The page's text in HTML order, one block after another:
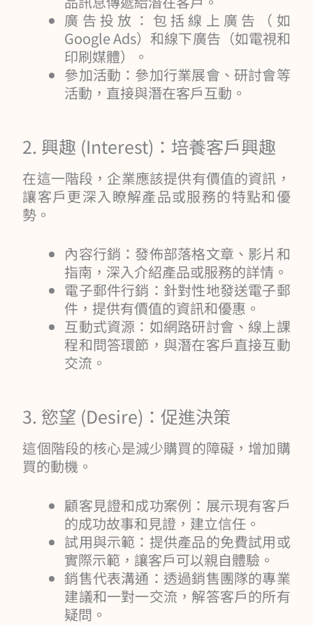
廣告投放：包括線上廣告（如
Google Ads）和線下廣告（如電視和
印刷媒體）。
參加活動：參加行業展會、研討會等
活動，直接與潛在客戶互動。
2. 興趣 (Interest)：培養客戶興趣
在這一階段，企業應該提供有價值的資訊，
讓客戶更深入瞭解產品或服務的特點和優
勢。
內容行銷：發佈部落格文章、影片和
指南，深入介紹產品或服務的詳情。
電子郵件行銷：針對性地發送電子郵
件，提供有價值的資訊和優惠。
互動式資源：如網路研討會、線上課
程和問答環節，與潛在客戶直接互動
交流。
3. 慾望 (Desire)：促進決策
這個階段的核心是減少購買的障礙，增加購
買的動機。
顧客見證和成功案例：展示現有客戶
的成功故事和見證，建立信任。
試用與示範：提供產品的免費試用或
實際示範，讓客戶可以親自體驗。
銷售代表溝通：透過銷售團隊的專業
建議和一對一交流，解答客戶的所有
疑問。